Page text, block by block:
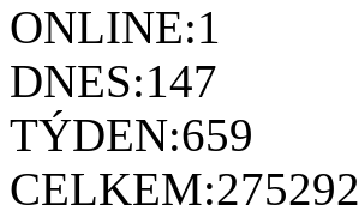
ONLINE:1
DNES:147
TÝDEN:659
CELKEM:275292